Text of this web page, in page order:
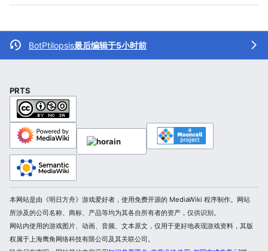
BotPtilopsis最后编辑于5小时前
PRTS
本网站是由《明日方舟》游戏爱好者，使用免费开源的 MediaWiki 程序制作。网站
所涉及的公司名称、商标、产品等均为其各自所有者的资产，仅供识别。
网站内使用的游戏图片、动画、音频、文本原文，仅用于更好地表现游戏资料，其版
权属于上海鹰角网络科技有限公司及其关联公司。